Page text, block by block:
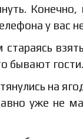
у вас
бывают гости.
на
уже не